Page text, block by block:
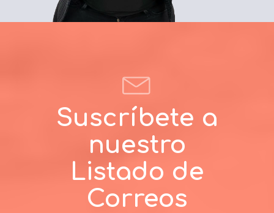
Suscríbete a
nuestro
Listado de
Correos